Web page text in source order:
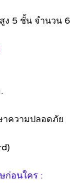
ง 5 ชั้น จำนวน 6
าความปลอดภัย
ก่อนใคร :